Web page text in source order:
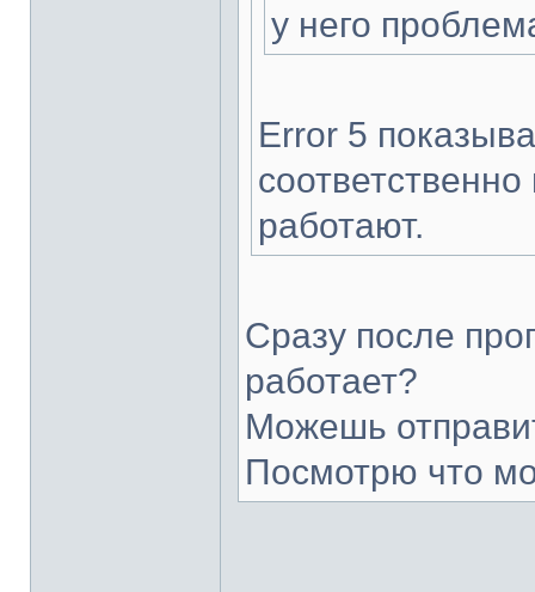
у него
Error 5
работают.
Сразу после
работает?
Можешь
Посмотрю что